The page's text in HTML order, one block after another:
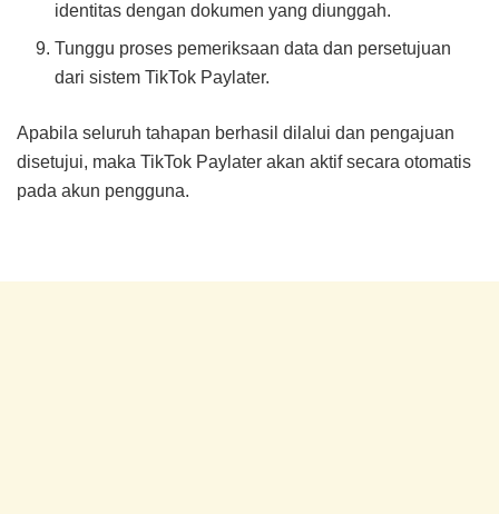
identitas dengan dokumen yang diunggah.
Tunggu proses pemeriksaan data dan persetujuan
dari sistem TikTok Paylater.
Apabila seluruh tahapan berhasil dilalui dan pengajuan
disetujui, maka TikTok Paylater akan aktif secara otomatis
pada akun pengguna.